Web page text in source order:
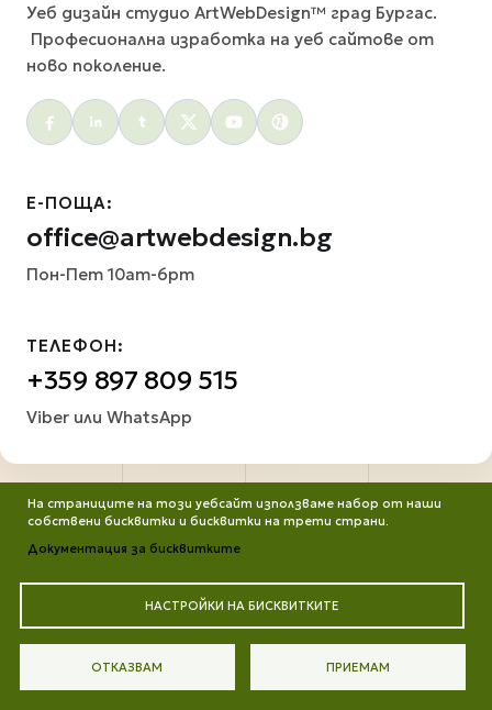
Уеб дизайн студио ArtWebDesign™ град Бургас.
Професионална изработка на уеб сайтове от
ново поколение.
Social menu
На страниците на този уебсайт използваме набор от наши
собствени бисквитки и бисквитки на трети страни.
Документация за бисквитките
НАСТРОЙКИ НА БИСКВИТКИТЕ
ОТКАЗВАМ ПРИЕМАМ
Е-ПОЩА:
office@artwebdesign.bg
Пон-Пет 10am-6pm
ТЕЛЕФОН:
+359 897 809 515
Viber или WhatsApp
Всички права запазени. Работим от ©2013 до днес
Портфолио
Защита на личните данни
Цени